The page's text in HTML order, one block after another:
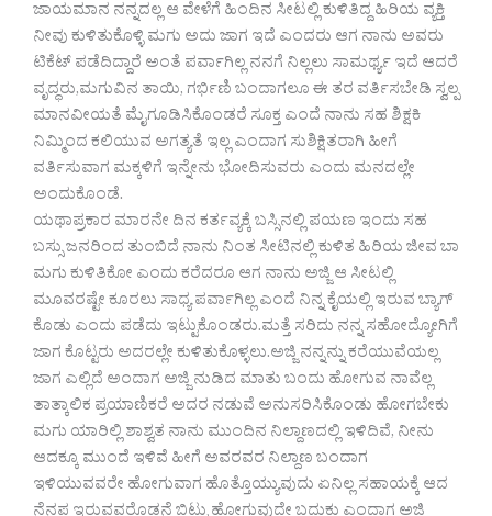
ಜಾಯಮಾನ ನನ್ನದಲ್ಲ ಆ ವೇಳೆಗೆ ಹಿಂದಿನ ಸೀಟಲ್ಲಿ ಕುಳಿತಿದ್ದ ಹಿರಿಯ ವ್ಯಕ್ತಿ
ನೀವು ಕುಳಿತುಕೊಳ್ಳಿ ಮಗು ಅದು ಜಾಗ ಇದೆ ಎಂದರು ಆಗ ನಾನು ಅವರು
ಟಿಕೆಟ್ ಪಡೆದಿದ್ದಾರೆ ಅಂತೆ ಪರ್ವಾಗಿಲ್ಲ ನನಗೆ ನಿಲ್ಲಲು ಸಾಮರ್ಥ್ಯ ಇದೆ ಆದರೆ
ವೃದ್ಧರು,ಮಗುವಿನ ತಾಯಿ, ಗರ್ಭಿಣಿ ಬಂದಾಗಲೂ ಈ ತರ ವರ್ತಿಸಬೇಡಿ ಸ್ವಲ್ಪ
ಮಾನವೀಯತೆ ಮೈಗೂಡಿಸಿಕೊಂಡರೆ ಸೂಕ್ತ ಎಂದೆ ನಾನು ಸಹ ಶಿಕ್ಷಕಿ
ನಿಮ್ಮಿಂದ ಕಲಿಯುವ ಅಗತ್ಯತೆ ಇಲ್ಲ ಎಂದಾಗ ಸುಶಿಕ್ಷಿತರಾಗಿ ಹೀಗೆ
ವರ್ತಿಸುವಾಗ ಮಕ್ಕಳಿಗೆ ಇನ್ನೇನು ಭೋದಿಸುವರು ಎಂದು ಮನದಲ್ಲೇ
ಅಂದುಕೊಂಡೆ.
ಯಥಾಪ್ರಕಾರ ಮಾರನೇ ದಿನ ಕರ್ತವ್ಯಕ್ಕೆ ಬಸ್ಸಿನಲ್ಲಿ ಪಯಣ ಇಂದು ಸಹ
ಬಸ್ಸು ಜನರಿಂದ ತುಂಬಿದೆ ನಾನು ನಿಂತ ಸೀಟಿನಲ್ಲಿ ಕುಳಿತ ಹಿರಿಯ ಜೀವ ಬಾ
ಮಗು ಕುಳಿತಿಕೋ ಎಂದು ಕರೆದರೂ ಆಗ ನಾನು ಅಜ್ಜಿ ಆ ಸೀಟಲ್ಲಿ
ಮೂವರಷ್ಟೇ ಕೂರಲು ಸಾಧ್ಯ ಪರ್ವಾಗಿಲ್ಲ ಎಂದೆ ನಿನ್ನ ಕೈಯಲ್ಲಿ ಇರುವ ಬ್ಯಾಗ್
ಕೊಡು ಎಂದು ಪಡೆದು ಇಟ್ಟುಕೊಂಡರು.ಮತ್ತೆ ಸರಿದು ನನ್ನ ಸಹೋದ್ಯೋಗಿಗೆ
ಜಾಗ ಕೊಟ್ಟರು ಅದರಲ್ಲೇ ಕುಳಿತುಕೊಳ್ಳಲು.ಅಜ್ಜಿ ನನ್ನನ್ನು ಕರೆಯುವೆಯಲ್ಲ
ಜಾಗ ಎಲ್ಲಿದೆ ಅಂದಾಗ ಅಜ್ಜಿ ನುಡಿದ ಮಾತು ಬಂದು ಹೋಗುವ ನಾವೆಲ್ಲ
ತಾತ್ಕಾಲಿಕ ಪ್ರಯಾಣಿಕರೆ ಅದರ ನಡುವೆ ಅನುಸರಿಸಿಕೊಂಡು ಹೋಗಬೇಕು
ಮಗು ಯಾರಿಲ್ಲಿ ಶಾಶ್ವತ ನಾನು ಮುಂದಿನ ನಿಲ್ದಾಣದಲ್ಲಿ ಇಳಿದಿವೆ, ನೀನು
ಆದಕ್ಕೂ ಮುಂದೆ ಇಳಿವೆ ಹೀಗೆ ಅವರವರ ನಿಲ್ದಾಣ ಬಂದಾಗ
ಇಳಿಯುವವರೇ ಹೋಗುವಾಗ ಹೊತ್ತೊಯ್ಯುವುದು ಏನಿಲ್ಲ ಸಹಾಯಕ್ಕೆ ಆದ